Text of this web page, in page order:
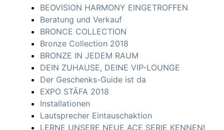
BEOVISION HARMONY EINGETROFFEN
Beratung und Verkauf
BRONCE COLLECTION
Bronze Collection 2018
BRONZE IN JEDEM RAUM
DEIN ZUHAUSE, DEINE VIP-LOUNGE
Der Geschenks-Guide ist da
EXPO STÄFA 2018
Installationen
Lautsprecher Eintauschaktion
LERNE UNSERE NEUE ACE SERIE KENNEN!